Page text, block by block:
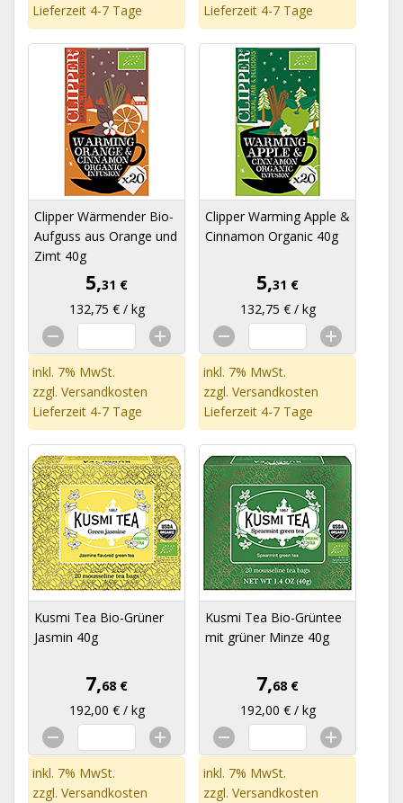
Lieferzeit 4-7 Tage
Lieferzeit 4-7 Tage
Clipper Wärmender Bio-
Aufguss aus Orange und
Zimt 40g
5,31 €
132,75 € / kg
inkl. 7% MwSt.
zzgl. Versandkosten
Lieferzeit 4-7 Tage
Clipper Warming Apple &
Cinnamon Organic 40g
5,31 €
132,75 € / kg
inkl. 7% MwSt.
zzgl. Versandkosten
Lieferzeit 4-7 Tage
Kusmi Tea Bio-Grüner
Jasmin 40g
7,68 €
192,00 € / kg
inkl. 7% MwSt.
zzgl. Versandkosten
Kusmi Tea Bio-Grüntee
mit grüner Minze 40g
7,68 €
192,00 € / kg
inkl. 7% MwSt.
zzgl. Versandkosten